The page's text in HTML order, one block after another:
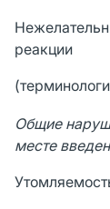
реакции
Общие
месте